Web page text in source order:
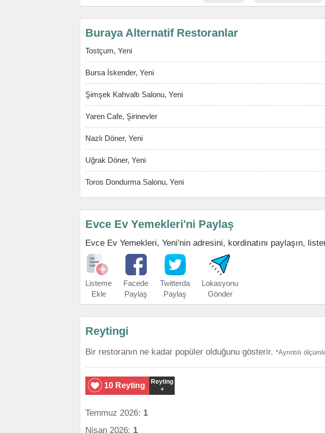
Buraya Alternatif Restoranlar
Tostçum, Yeni
Bursa İskender, Yeni
Şimşek Kahvaltı Salonu, Yeni
Yaren Cafe, Şirinevler
Nazlı Döner, Yeni
Uğrak Döner, Yeni
Toros Dondurma Salonu, Yeni
Evce Ev Yemekleri'ni Paylaş
Evce Ev Yemekleri, Yeni'nin adresini, kordinatını paylaşın,
Listeme
Ekle
Facede
Paylaş
Twitterda
Paylaş
Lokasyonu
Gönder
Reytingi
Bir restoranın ne kadar popüler olduğunu gösterir. *Ayrıntılı
10 Reyting
Reyting
+
Temmuz 2026: 1
Nisan 2026: 1